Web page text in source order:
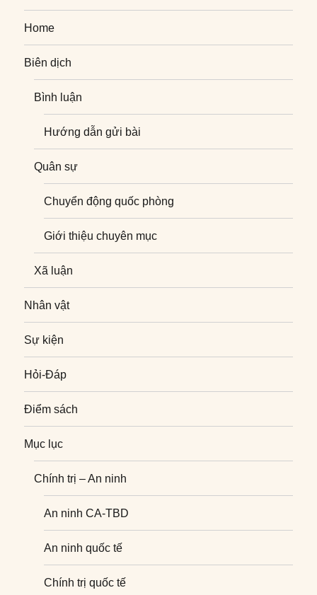
Home
Biên dịch
Bình luận
Hướng dẫn gửi bài
Quân sự
Chuyển động quốc phòng
Giới thiệu chuyên mục
Xã luận
Nhân vật
Sự kiện
Hỏi-Đáp
Điểm sách
Mục lục
Chính trị – An ninh
An ninh CA-TBD
An ninh quốc tế
Chính trị quốc tế